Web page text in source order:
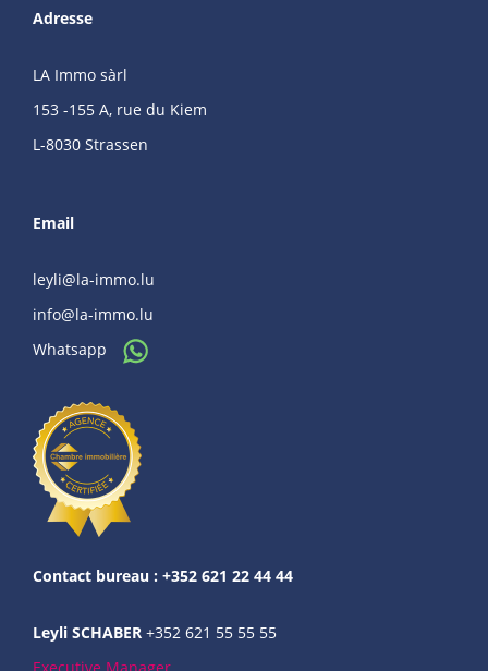
Adresse
LA Immo sàrl
153 -155 A, rue du Kiem
L-8030 Strassen
Email
leyli@la-immo.lu
info@la-immo.lu
Whatsapp
Contact bureau : +352 621 22 44 44
Leyli SCHABER +352 621 55 55 55